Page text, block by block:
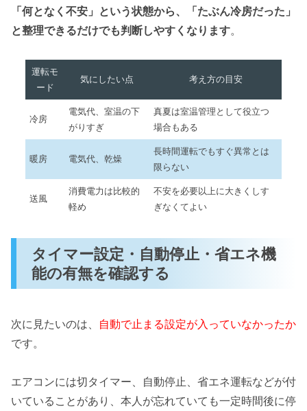
「何となく不安」という状態から、「たぶん冷房だった」
と整理できるだけでも判断しやすくなります。
運転モ
ード
気にしたい点 考え方の目安
冷房
電気代、室温の下
がりすぎ
真夏は室温管理として役立つ
場合もある
暖房 電気代、乾燥
長時間運転でもすぐ異常とは
限らない
送風
消費電力は比較的
軽め
不安を必要以上に大きくしす
ぎなくてよい
タイマー設定・自動停止・省エネ機
能の有無を確認する
次に見たいのは、 自動で止まる設定が入っていなかったか
です。
エアコンには切タイマー、自動停止、省エネ運転などが付
いていることがあり、本人が忘れていても一定時間後に停